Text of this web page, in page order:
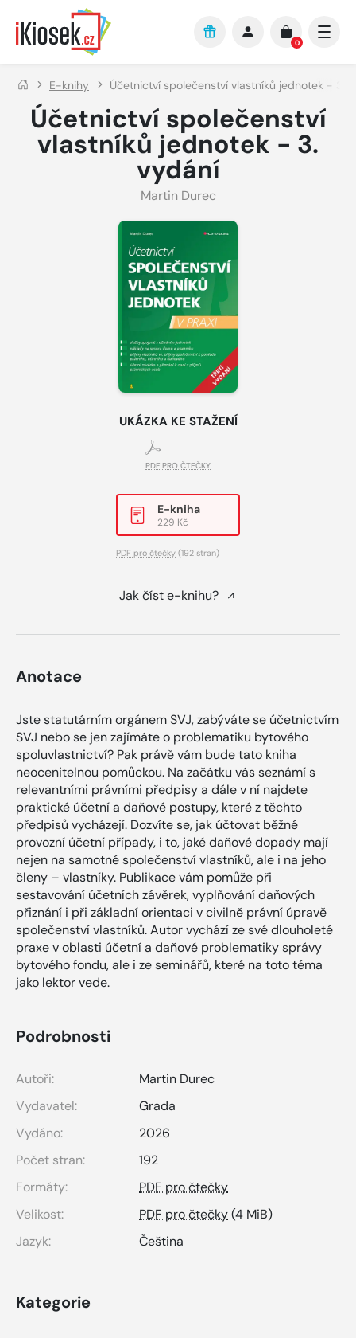
Přejít na hlavní obsah
0
E-knihy Účetnictví společenství vlastníků jednotek - 3.
Účetnictví společenství
vlastníků jednotek - 3.
vydání
Martin Durec
UKÁZKA KE STAŽENÍ
PDF PRO ČTEČKY
E-kniha
229 Kč
PDF pro čtečky (192 stran)
Jak číst e-knihu?
Anotace
Jste statutárním orgánem SVJ, zabýváte se účetnictvím
SVJ nebo se jen zajímáte o problematiku bytového
spoluvlastnictví? Pak právě vám bude tato kniha
neocenitelnou pomůckou. Na začátku vás seznámí s
relevantními právními předpisy a dále v ní najdete
praktické účetní a daňové postupy, které z těchto
předpisů vycházejí. Dozvíte se, jak účtovat běžné
provozní účetní případy, i to, jaké daňové dopady mají
nejen na samotné společenství vlastníků, ale i na jeho
členy – vlastníky. Publikace vám pomůže při
sestavování účetních závěrek, vyplňování daňových
přiznání i při základní orientaci v civilně právní úpravě
společenství vlastníků. Autor vychází ze své dlouholeté
praxe v oblasti účetní a daňové problematiky správy
bytového fondu, ale i ze seminářů, které na toto téma
jako lektor vede.
Podrobnosti
Autoři:
Martin Durec
Vydavatel:
Grada
Vydáno:
2026
Počet stran:
192
Formáty:
PDF pro čtečky
Velikost:
PDF pro čtečky(4 MiB)
Jazyk:
Čeština
Kategorie